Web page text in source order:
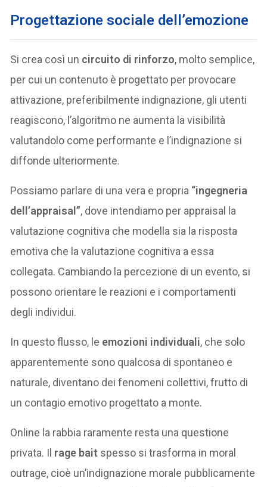
Progettazione sociale dell’emozione
Si crea così un circuito di rinforzo, molto semplice,
per cui un contenuto è progettato per provocare
attivazione, preferibilmente indignazione, gli utenti
reagiscono, l’algoritmo ne aumenta la visibilità
valutandolo come performante e l’indignazione si
diffonde ulteriormente.
Possiamo parlare di una vera e propria “ingegneria
dell’appraisal”, dove intendiamo per appraisal la
valutazione cognitiva che modella sia la risposta
emotiva che la valutazione cognitiva a essa
collegata. Cambiando la percezione di un evento, si
possono orientare le reazioni e i comportamenti
degli individui.
In questo flusso, le emozioni individuali, che solo
apparentemente sono qualcosa di spontaneo e
naturale, diventano dei fenomeni collettivi, frutto di
un contagio emotivo progettato a monte.
Online la rabbia raramente resta una questione
privata. Il rage bait spesso si trasforma in moral
outrage, cioè un’indignazione morale pubblicamente